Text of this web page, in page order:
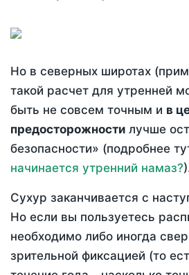
Но в северных широтах
такой расчет для утренней
быть не совсем точным и в
предосторожности лучше
безопасности» (подробнее
начинается утренний намаз?
Сухур заканчивается с
Но если вы пользуетесь
необходимо либо иногда
зрительной фиксацией (то